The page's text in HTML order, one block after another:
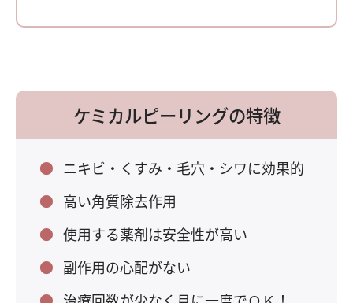
ケミカルピーリングの特徴
ニキビ・くすみ・毛穴・シワに効果的
高い角質除去作用
使用する薬剤は安全性が高い
副作用の心配がない